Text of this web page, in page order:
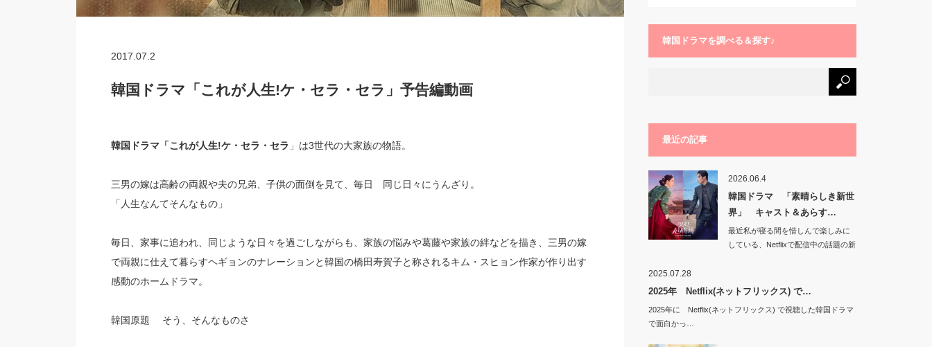
2017.07.2
韓国ドラマ「これが人生!ケ・セラ・セラ」予告編動画
韓国ドラマ「これが人生!ケ・セラ・セラ 」は3世代の大家族の物語。
三男の嫁は高齢の両親や夫の兄弟、子供の面倒を見て、毎日 同じ日々にうんざり。
「人生なんてそんなもの」
毎日、家事に追われ、同じような日々を過ごしながらも、家族の悩みや葛藤や家族の絆などを描き、三男の嫁
で両親に仕えて暮らすヘギョンのナレーションと韓国の橋田寿賀子と称されるキム・スヒョン作家が作り出す
感動のホームドラマ。
韓国原題 そう、そんなものさ
韓国ドラマを調べる＆探す♪
最近の記事
2026.06.4
韓国ドラマ 「素晴らしき新世
界」 キャスト＆あらす…
最近私が寝る間を惜しんで楽しみに
している、Netflixで配信中の話題の新
2025.07.28
2025年 Netflix(ネットフリックス) で…
2025年に Netflix(ネットフリックス) で視聴した韓国ドラマ
で面白かっ…